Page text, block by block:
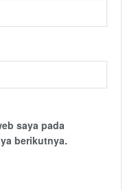
saya pada
berikutnya.